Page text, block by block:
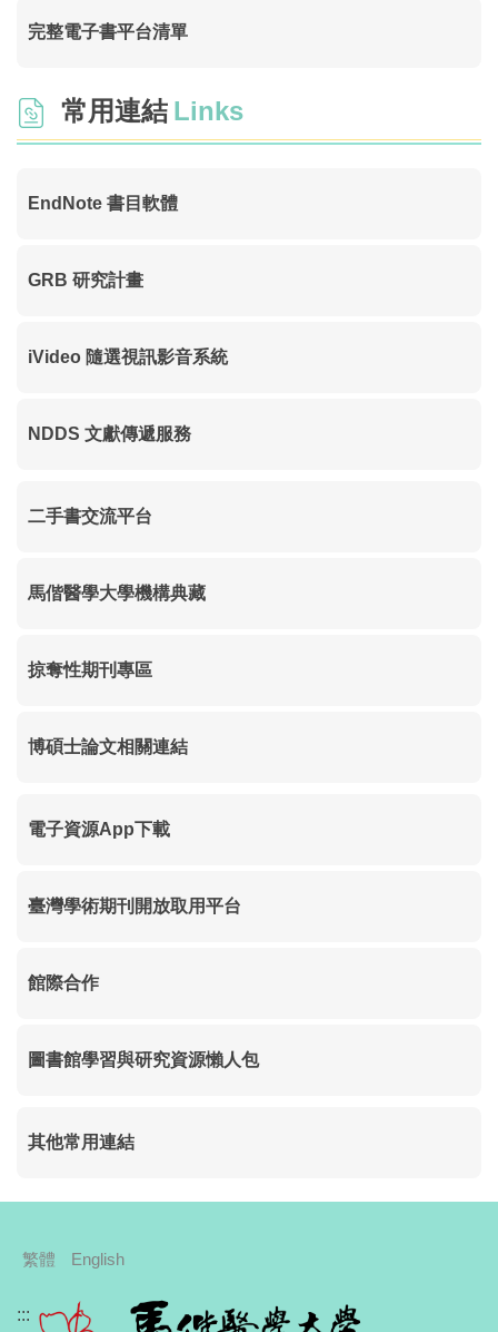
完整電子書平台清單
常用連結 Links
EndNote 書目軟體
GRB 研究計畫
iVideo 隨選視訊影音系統
NDDS 文獻傳遞服務
二手書交流平台
馬偕醫學大學機構典藏
掠奪性期刊專區
博碩士論文相關連結
電子資源App下載
臺灣學術期刊開放取用平台
館際合作
圖書館學習與研究資源懶人包
其他常用連結
繁體 English
:::